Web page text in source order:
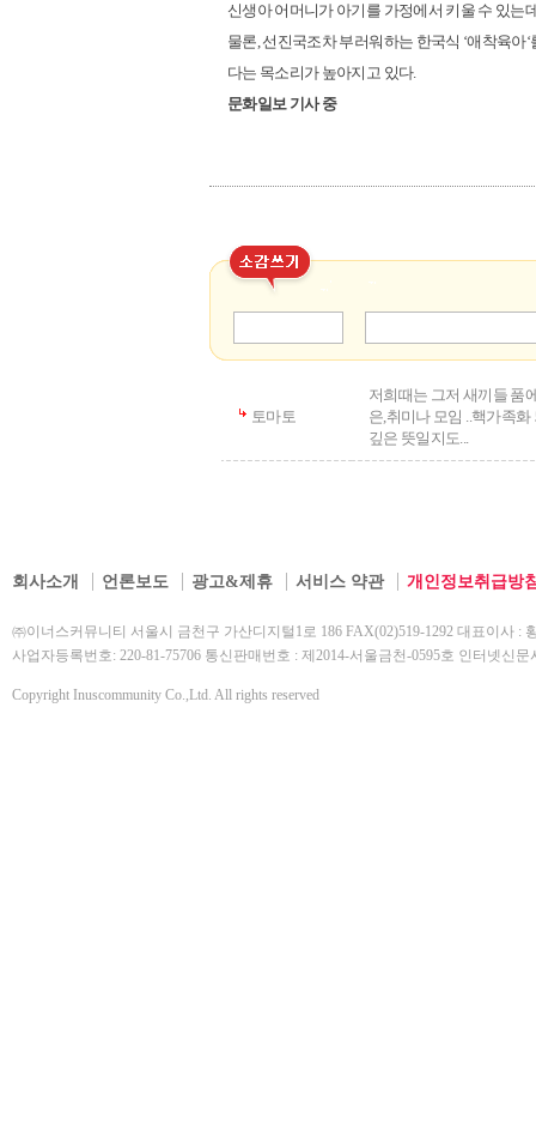
신생아 어머니가 아기를 가정에서 키울 수 있는
물론, 선진국조차 부러워하는 한국식 ‘애착육
다는 목소리가 높아지고 있다.
문화일보 기사 중
토마토
저희때는 그저 새끼들 품
은,취미나 모임 ..핵가족
깊은 뜻일지도...